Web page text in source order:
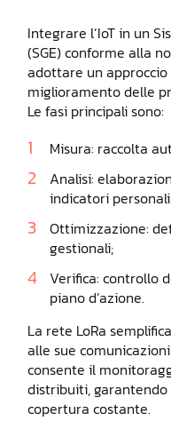
Integrare l’IoT in un
(SGE) conforme alla
adottare un
miglioramento delle
Le fasi principali sono:
Misura: raccolta
Analisi:
indicatori
Ottimizzazione:
gestionali;
Verifica: controllo
piano d’azione.
La rete LoRa
alle sue
consente il
distribuiti,
copertura costante.